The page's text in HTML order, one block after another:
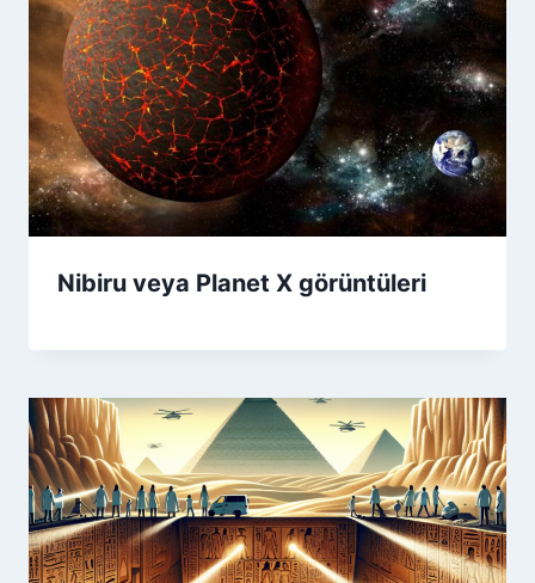
Nibiru veya Planet X görüntüleri